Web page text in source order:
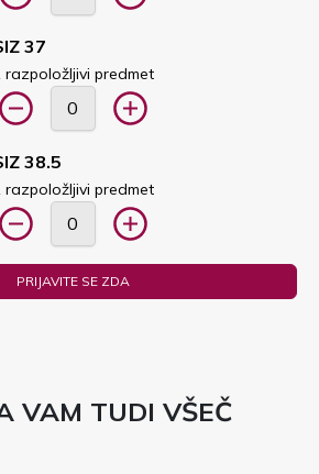
37
razpoložljivi predmet
38.5
razpoložljivi predmet
PRIJAVITE SE ZDA
VAM TUDI VŠEČ